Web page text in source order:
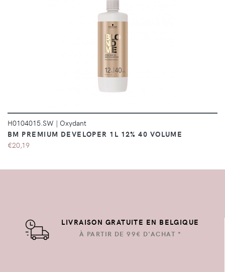
DÉTAILS
H0104015.SW | Oxydant
BM PREMIUM DEVELOPER 1L 12% 40 VOLUME
€20,19
LIVRAISON GRATUITE EN BELGIQUE
À PARTIR DE 99€ D'ACHAT *